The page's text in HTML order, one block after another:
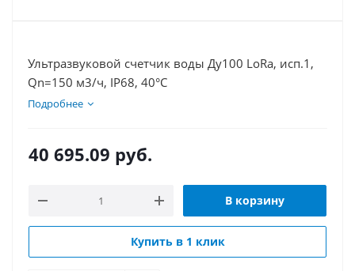
Ультразвуковой счетчик воды Ду100 LoRa, исп.1,
Qn=150 м3/ч, IP68, 40°C
Подробнее
40 695.09 руб.
В корзину
Купить в 1 клик